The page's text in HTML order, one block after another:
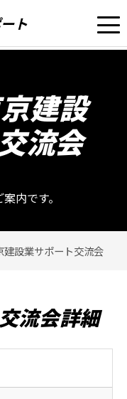
ト
建設
流会
内です。
建設業サポート交流会
流会詳細